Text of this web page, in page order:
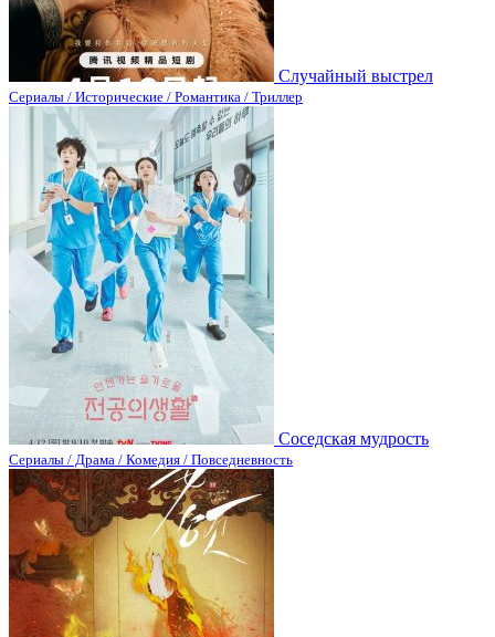
Случайный выстрел
Сериалы / Исторические / Романтика / Триллер
Соседская мудрость
Сериалы / Драма / Комедия / Повседневность